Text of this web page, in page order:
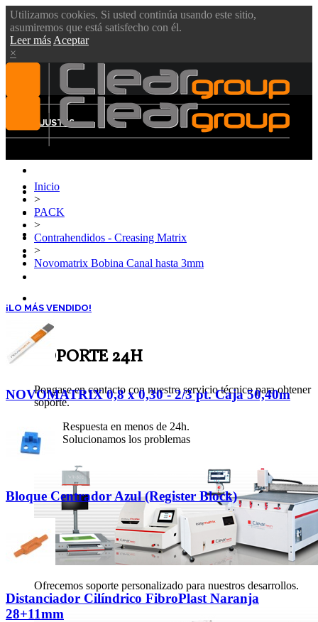
Utilizamos cookies. Si usted continúa usando este sitio,
asumiremos que está satisfecho con él.
Leer más Aceptar
×
AJUSTES
CLEAR GROUP
VIDEOS
PRODUCTOS
SOPORTE 24H
Pongase en contacto con nuestro servicio técnico para obtener
soporte.
Respuesta en menos de 24h.
Solucionamos los problemas
Ofrecemos soporte personalizado para nuestros desarrollos.
Inicio
>
PACK
>
Contrahendidos - Creasing Matrix
>
Novomatrix Bobina Canal hasta 3mm
¡LO MÁS VENDIDO!
NOVOMATRIX 0,8 x 0,30 - 2/3 pt. Caja 50,40m
Bloque Centrador Azul (Register Block)
Distanciador Cilíndrico FibroPlast Naranja
28+11mm